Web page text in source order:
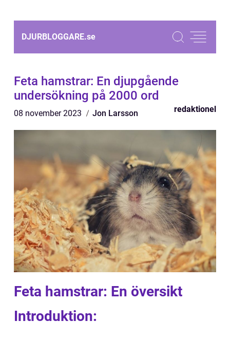
DJURBLOGGARE.se
Feta hamstrar: En djupgående
undersökning på 2000 ord
08 november 2023 Jon Larsson redaktionel
Feta hamstrar: En översikt
Introduktion: